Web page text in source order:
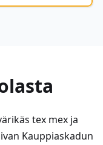
tex mex ja
Kauppiaskadun